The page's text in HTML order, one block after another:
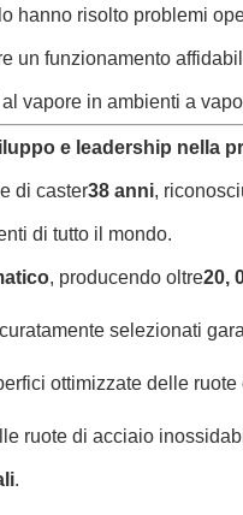
hanno risolto problemi
un funzionamento
vapore in ambienti a
e leadership nella
di caster38 anni,
di tutto il mondo.
, producendo oltre20,
selezionati
ottimizzate delle
ruote di acciaio
.